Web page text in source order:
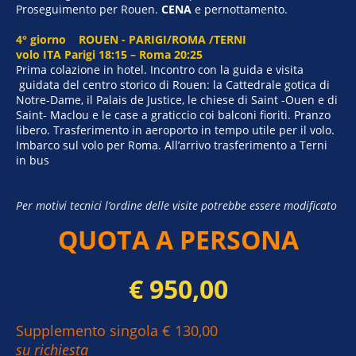
Proseguimento per Rouen. CENA e pernottamento.
4° giorno ROUEN - PARIGI/ROMA /TERNI
volo ITA Parigi 18:15 – Roma 20:25
Prima colazione in hotel. Incontro con la guida e visita
guidata del centro storico di Rouen: la Cattedrale gotica di
Notre-Dame, il Palais de Justice, le chiese di Saint -Ouen e di
Saint- Maclou e le case a graticcio coi balconi fioriti. Pranzo
libero. Trasferimento in aeroporto in tempo utile per il volo.
Imbarco sul volo per Roma. All’arrivo trasferimento a Terni
in bus
Per motivi tecnici l’ordine delle visite potrebbe essere modificato
QUOTA A PERSONA
€ 950,00
Supplemento singola € 130,00
su richiesta